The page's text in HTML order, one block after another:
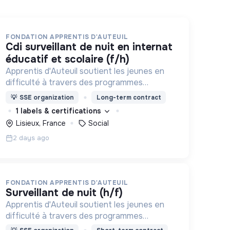
FONDATION APPRENTIS D'AUTEUIL
cdi surveillant de nuit en internat
éducatif et scolaire (f/h)
Apprentis d'Auteuil soutient les jeunes en
difficulté à travers des programmes
d’accueil, d’éducation, de formation et
d’insertion pour leur permettre de devenir
des hommes et des femmes debout.
💡 SSE organization Long-term contract
1 labels & certifications
Lisieux, France
Social
2 days ago
FONDATION APPRENTIS D'AUTEUIL
surveillant de nuit (h/f)
Apprentis d'Auteuil soutient les jeunes en
difficulté à travers des programmes
d’accueil, d’éducation, de formation et